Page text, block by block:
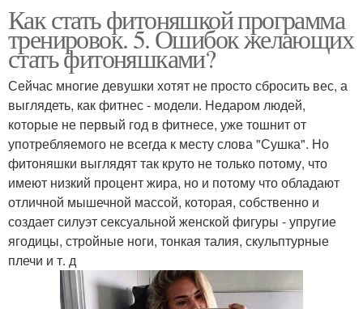
Как стать фитоняшкой программа
тренировок. 5. Ошибок желающих
стать фитоняшками?
Сейчас многие девушки хотят не просто сбросить вес, а
выглядеть, как фитнес - модели. Недаром людей,
которые не первый год в фитнесе, уже тошнит от
употребляемого не всегда к месту слова "Сушка". Но
фитоняшки выглядят так круто не только потому, что
имеют низкий процент жира, но и потому что обладают
отличной мышечной массой, которая, собственно и
создает силуэт сексуальной женской фигуры - упругие
ягодицы, стройные ноги, тонкая талия, скульптурные
плечи и т. д